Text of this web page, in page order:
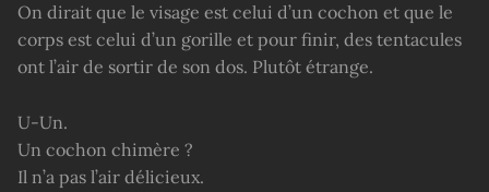
On dirait que le visage est celui d’un cochon et que le
corps est celui d’un gorille et pour finir, des tentacules
ont l’air de sortir de son dos. Plutôt étrange.
U-Un.
Un cochon chimère ?
Il n’a pas l’air délicieux.